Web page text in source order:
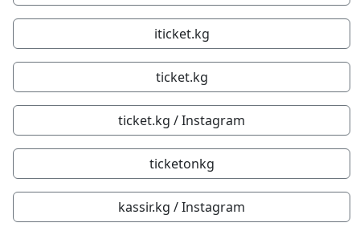
iticket.kg
ticket.kg
ticket.kg / Instagram
ticketonkg
kassir.kg / Instagram